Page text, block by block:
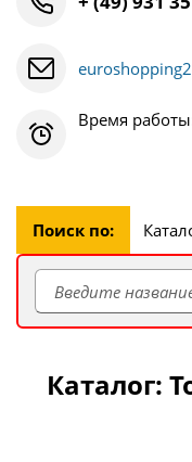
Время
Поиск по:
Каталог: